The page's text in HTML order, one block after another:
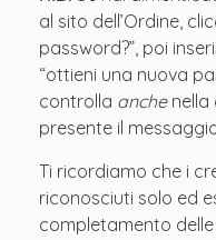
al sito dell’Ordine,
password?”, poi
“ottieni una nuova
controlla anchenella
presente il
Ti ricordiamo che i
riconosciuti solo ed
completamento